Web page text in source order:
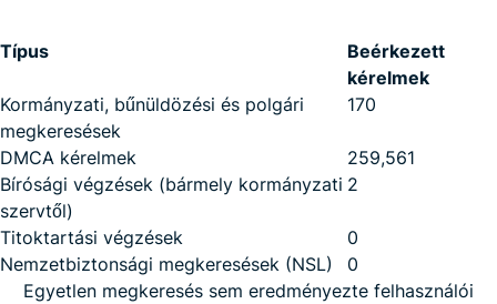
Típus
Beérkezett
kérelmek
Kormányzati, bűnüldözési és polgári
megkeresések
170
DMCA kérelmek
259,561
Bírósági végzések (bármely kormányzati
szervtől)
2
Titoktartási végzések
0
Nemzetbiztonsági megkeresések (NSL)
0
Egyetlen megkeresés sem eredményezte felhasználói